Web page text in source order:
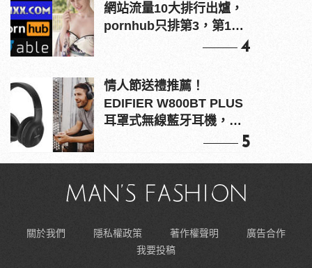
網站流量10大排行出爐，
pornhub只排第3，第1名
4
情人節送禮推薦！
EDIFIER W800BT PLUS
耳罩式無線藍牙耳機，在
5
關於我們 隱私權政策 著作權聲明
廣告合作
我要投稿